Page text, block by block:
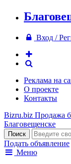
Вход /
Реклама на
О проекте
Контакты
Bizru.biz Продажа
Благовещенске
Подать объявление
Меню